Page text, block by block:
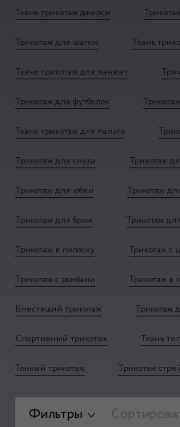
Ткань трикотаж джерси
Трикотаж для шапок Ткань
Ткань трикотаж для манжет
Трикотаж для футболок
Ткань трикотаж для пальто
Трикотаж для снуда Трикотаж
Трикотаж для юбки Трикотаж
Трикотаж для брюк Трикотаж
Трикотаж в полоску Трикотаж с
Трикотаж с ромбами Трикотаж в
Блестящий трикотаж Трикотаж
Спортивный трикотаж Ткань
Тонкий трикотаж Трикотаж
Фильтры